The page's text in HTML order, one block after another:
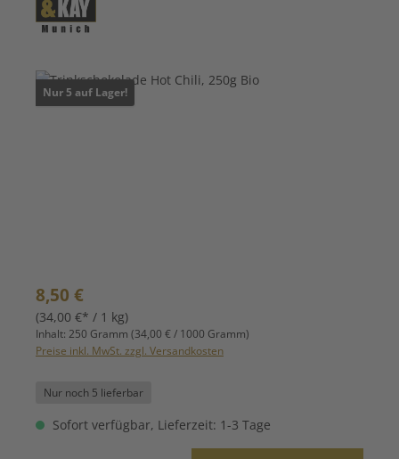
Bildergalerie überspringen
Nur 5 auf Lager!
Regulärer Preis:
8,50 €
(34,00 €* / 1 kg)
Inhalt: 250 Gramm (34,00 € / 1000 Gramm)
Preise inkl. MwSt. zzgl. Versandkosten
Nur noch 5 lieferbar
Sofort verfügbar, Lieferzeit: 1-3 Tage